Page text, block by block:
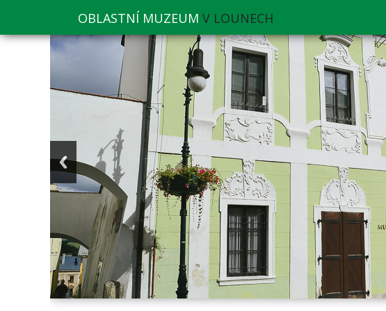
OBLASTNÍ MUZEUM V LOUNECH